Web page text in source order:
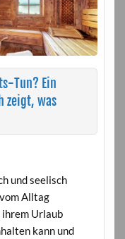
Tun? Ein
zeigt, was
und seelisch
Alltag
Urlaub
kann und